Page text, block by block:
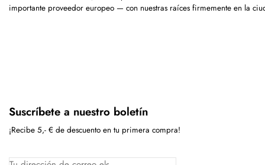
importante proveedor europeo — con nuestras raíces firmemente en la
Suscríbete a nuestro boletín
¡Recibe 5,- € de descuento en tu primera compra!